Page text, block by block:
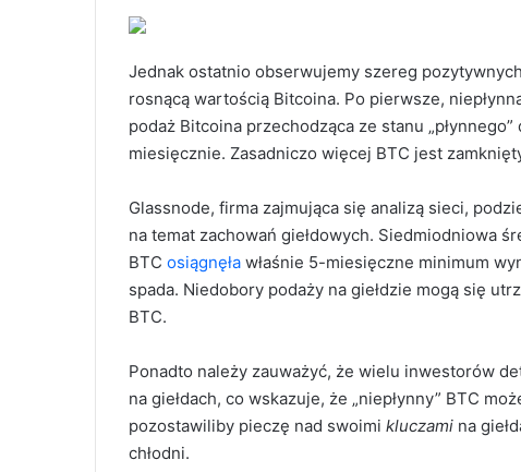
Jednak ostatnio obserwujemy szereg
rosnącą wartością Bitcoina. Po pierwsze,
podaż Bitcoina przechodząca ze stanu
miesięcznie. Zasadniczo więcej BTC jest
Glassnode, firma zajmująca się analizą sieci,
na temat zachowań giełdowych. Siedmiodniowa
BTC osiągnęła właśnie 5-miesięczne minimum
spada. Niedobory podaży na giełdzie mogą się
BTC.
Ponadto należy zauważyć, że wielu inwestorów
na giełdach, co wskazuje, że „niepłynny” BTC
pozostawiliby pieczę nad swoimi kluczami na
chłodni.